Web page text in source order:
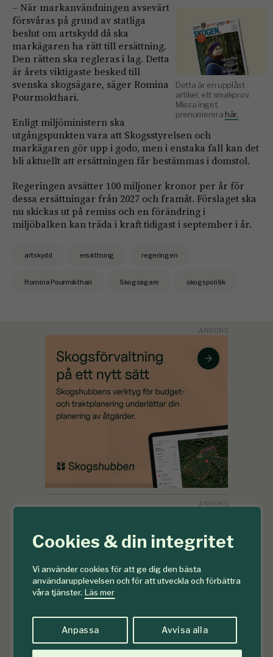
Cookies & din integritet
Vi använder cookies för att ge dig den bästa
användarupplevelsen och för att utveckla och förbättra
våra tjänster. Läs mer
Anpassa Avvisa alla
Detta är en upplåst
artikel, ett smakprov.
Missa inget,
prenumerera här.
– När markanvändningen avsevärt
försvåras på grund av statliga
beslut om artskydd då ska
markägaren ha rätt till ersättning.
Den rätten ska regleras i lag. Detta
är årets viktigaste besked till
svenska skogsägare, säger Romina
Pourmokthari.
Enligt miljöministern ska
utgångspunkten vara att Skogsstyrelsen och
markägaren gör upp i godo, men i enstaka fall kan det
bli aktuellt att ersättningen får bestämmas i domstol.
Regeringen avsätter 100 miljoner kronor per år för
dessa ersättningar från 2027 och framåt. Förslaget ska
nu skickas ut på remiss och en förändring i
miljöbalken kan träda i kraft tidigast i september i år.
artskydd ersättning regeringen
Romina Pourmikthari Skogsägare skogspolitik